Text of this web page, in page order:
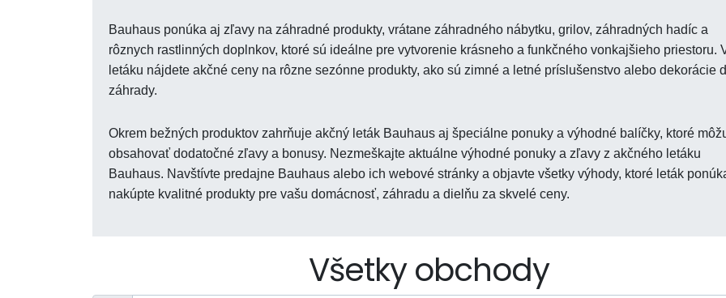
Bauhaus ponúka aj zľavy na záhradné produkty, vrátane záhradného nábytku, grilov, záhradných hadíc a
rôznych rastlinných doplnkov, ktoré sú ideálne pre vytvorenie krásneho a funkčného vonkajšieho priestoru.
letáku nájdete akčné ceny na rôzne sezónne produkty, ako sú zimné a letné príslušenstvo alebo dekorácie
záhrady.
Okrem bežných produktov zahrňuje akčný leták Bauhaus aj špeciálne ponuky a výhodné balíčky, ktoré
obsahovať dodatočné zľavy a bonusy. Nezmeškajte aktuálne výhodné ponuky a zľavy z akčného letáku
Bauhaus. Navštívte predajne Bauhaus alebo ich webové stránky a objavte všetky výhody, ktoré leták
nakúpte kvalitné produkty pre vašu domácnosť, záhradu a dielňu za skvelé ceny.
Všetky obchody